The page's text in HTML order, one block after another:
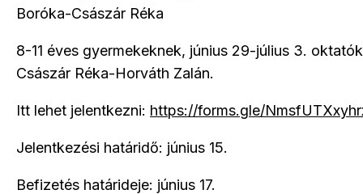
Boróka-Császár Réka
8-11 éves gyermekeknek, június 29-július 3.
Császár Réka-Horváth Zalán.
Itt lehet jelentkezni: https://forms.gle/
Jelentkezési határidő: június 15.
Befizetés határideje: június 17.